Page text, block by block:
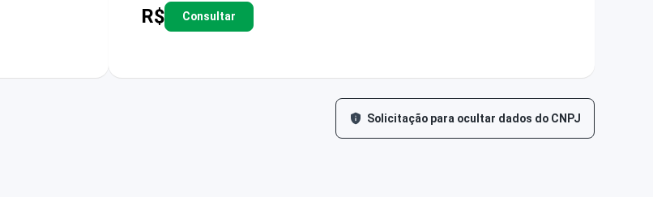
R$ Consultar
Solicitação para ocultar dados do CNPJ